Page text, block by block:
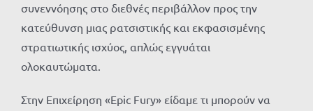
συνεννόησης στο διεθνές περιβάλλον προς την
κατεύθυνση μιας ρατσιστικής και εκφασισμένης
στρατιωτικής ισχύος, απλώς εγγυάται
ολοκαυτώματα.
Στην Επιχείρηση «Epic Fury» είδαμε τι μπορούν να